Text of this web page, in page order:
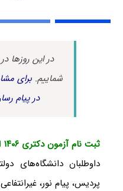
در این روزها
شماییم.برای
در پیام
ثبت نام آزمون دکتری ۱۴۰۶
داوطلبان دانشگاه‌های
پردیس، پیام نور،